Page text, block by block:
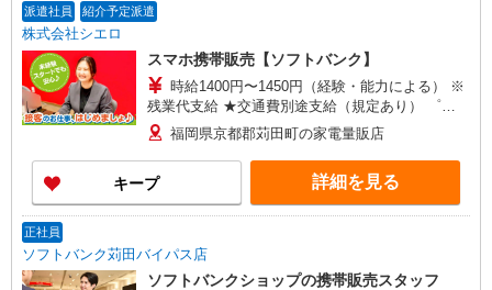
派遣社員 紹介予定派遣
株式会社シエロ
スマホ携帯販売【ソフトバンク】
時給1400円〜1450円（経験・能力による） ※
残業代支給 ★交通費別途支給（規定あり） ゜
+゜・。○。・゜+゜・。○。・゜+゜ 入社祝い金10
万円支給(規定有) お友達を紹介頂くと, インセンテ
ィブ支給(規定有) ★月2回払い・週払い可能（規程
有）★ ゜・。○。・゜+゜・。○。・゜+゜
福岡県京都郡苅田町の家電量販店
キープ 詳細を見る
正社員
ソフトバンク苅田バイパス店
ソフトバンクショップの携帯販売スタッフ